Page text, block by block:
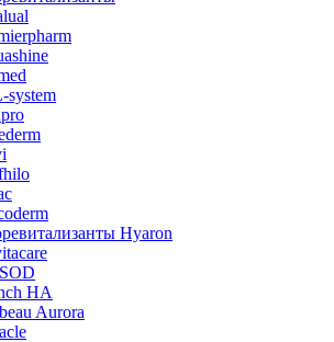
system
Hyaron
HA
Aurora